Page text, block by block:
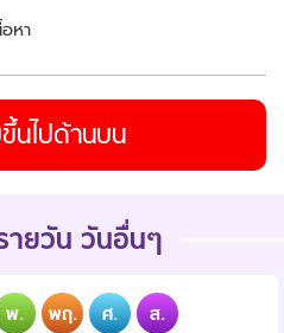
หา
นไปด้านบน
ายวัน วันอื่นๆ
พ. พฤ. ศ. ส.